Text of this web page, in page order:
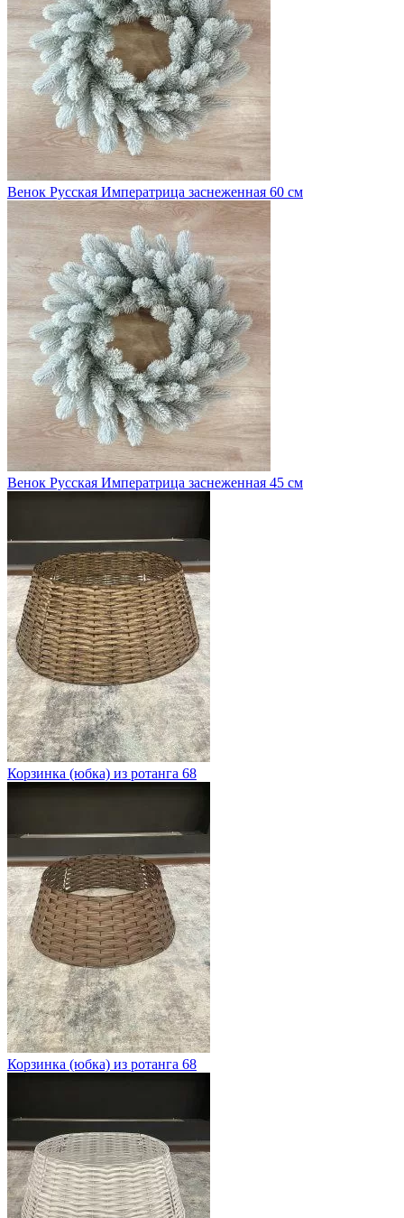
Венок Русская Императрица заснеженная 60 см
Венок Русская Императрица заснеженная 45 см
Корзинка (юбка) из ротанга 68
Корзинка (юбка) из ротанга 68